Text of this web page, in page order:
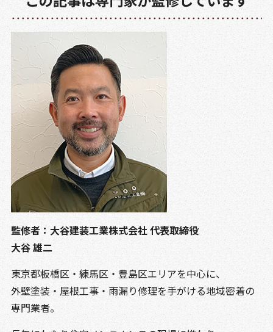
監修者：大谷建装工業株式会社 代表取締役
大谷 雄二
東京都板橋区・練馬区・豊島区エリアを中心に、
外壁塗装・屋根工事・雨漏り修理を手がける地域密着の
専門業者。